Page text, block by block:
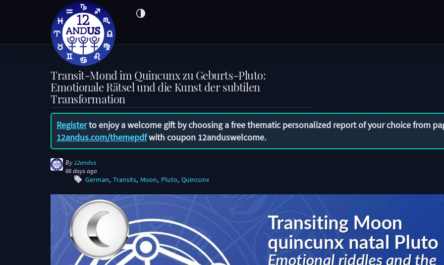
Transit-Mond im Quincunx zu Geburts-Pluto:
Emotionale Rätsel und die Kunst der subtilen
Transformation
Registerto enjoy a welcome gift by choosing a free thematic personalized report of your choice from
12andus.com/themepdfwith coupon 12anduswelcome.
By 12andus
66 days ago
German Transits Moon Pluto Quincunx